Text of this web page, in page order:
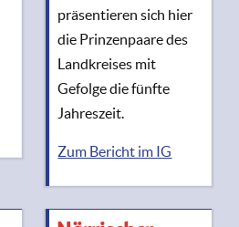
präsentieren sich hier
die Prinzenpaare des
Landkreises mit
Gefolge die fünfte
Jahreszeit.
Zum Bericht im IG